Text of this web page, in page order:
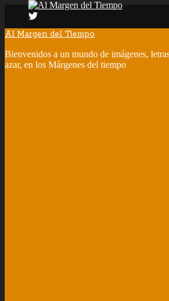
Al Margen del Tiempo
Bienvenidos a un mundo de imágenes,
azar, en los Márgenes del tiempo